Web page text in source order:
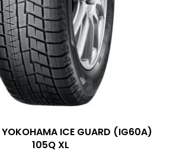
ICE GUARD (IG60A)
105Q XL